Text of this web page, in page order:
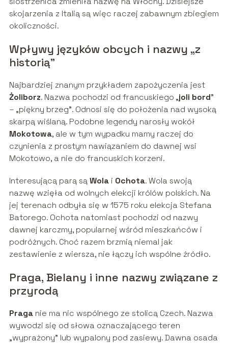
skojarzenia z Italią są więc raczej zabawnym zbiegiem
okoliczności.
Wpływy języków obcych i nazwy „z
historią”
Najbardziej znanym przykładem zapożyczenia jest
Żoliborz. Nazwa pochodzi od francuskiego „joli bord”
– „piękny brzeg”. Odnosi się do położenia nad wysoką
skarpą wiślaną. Podobne legendy narosły wokół
Mokotowa, ale w tym wypadku mamy raczej do
czynienia z prostym nawiązaniem do dawnej wsi
Mokotowo, a nie do francuskich korzeni.
Interesującą parą sąWolai Ochota. Wola swoją
nazwę wzięła od wolnych elekcji królów polskich. Na
jej terenach odbyła się w 1575 roku elekcja Stefana
Batorego. Ochota natomiast pochodzi od nazwy
dawnej karczmy, popularnej wśród mieszkańców i
podróżnych. Choć razem brzmią niemal jak
zestawienie z wiersza, nie łączy ich wspólne źródło.
Praga, Bielany i inne nazwy związane z
przyrodą
Praganie ma nic wspólnego ze stolicą Czech. Nazwa
wywodzi się od słowa oznaczającego teren
„wyprażony” lub wypalony pod zasiewy. Dawna osada